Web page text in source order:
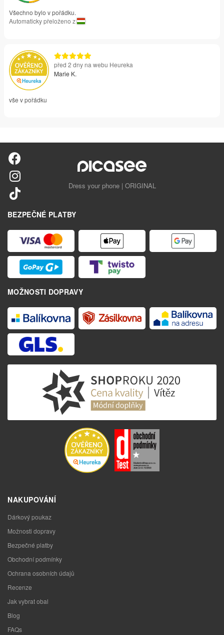
Všechno bylo v pořádku.
Automaticky přeloženo z
před 2 dny na webu Heureka
Marie K.
vše v pořádku
Dress your phone | ORIGINAL
BEZPEČNÉ PLATBY
MOŽNOSTI DOPRAVY
NAKUPOVÁNÍ
Dárkový poukaz
Možnosti dopravy
Bezpečné platby
Obchodní podmínky
Ochrana osobních údajů
Recenze
Jak vybrat obal
Blog
FAQs